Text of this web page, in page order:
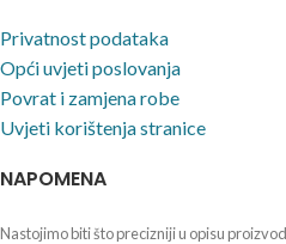
Privatnost podataka
Opći uvjeti poslovanja
Povrat i zamjena robe
Uvjeti korištenja stranice
NAPOMENA
Nastojimo biti što precizniji u opisu